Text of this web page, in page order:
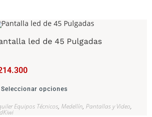
led de 45 Pulgadas
Seleccionar opciones
Equipos Técnicos, Medellín, Pantallas y Video,